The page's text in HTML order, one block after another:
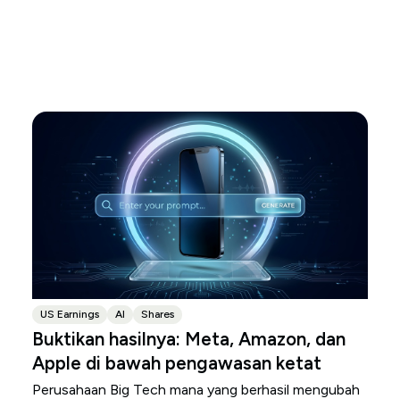
US Earnings AI Shares
Buktikan hasilnya: Meta, Amazon, dan
Apple di bawah pengawasan ketat
Perusahaan Big Tech mana yang berhasil mengubah